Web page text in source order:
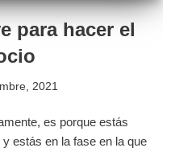
para hacer el
2021
es porque estás
estás en la fase en la que